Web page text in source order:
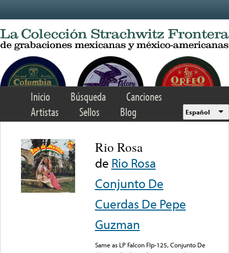
Inicio Búsqueda
Canciones
Artistas
Sellos Blog Español
Rio Rosa
de Rio Rosa
Conjunto De
Cuerdas De Pepe
Guzman
Same as LP Falcon Flp-125, Conjunto De